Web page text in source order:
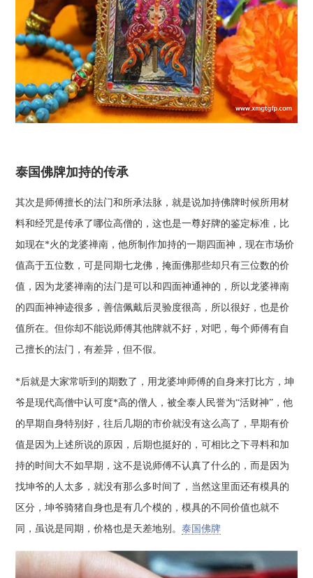
泰国佛牌加持的传承
其次是师傅擅长的法门和所承法脉，就是说加持佛牌时候所用材
料和经咒是传承了哪位高僧的，这也是一尊好牌的鉴定标准，比
如现在*火的龙婆禅南，他所制作加持的一期四面神，现在市场价
值高于五位数，可是同期七龙佛，掩面佛那些却只有三位数的价
值，因为龙婆禅南的法门是可以和四面神通神的，所以龙婆禅南
的四面神神迹很多，善信佩戴后灵验度很高，所以很好，也是价
值所在。但你却不能说师傅其他牌就不好，对吧，每个师傅有自
己擅长的法门，有差异，但不假。
*后就是大家常听到的期数了，用龙婆坤师傅的自身来打比方，坤
爷是现代高僧中认可度*高的僧人，被全泰人民誉为“活财神”，他
的早期自身特别好，往后几期的市价就没有这么高了，早期有价
值是因为上述所说的原因，后期也挺好的，可相比之下寻料和加
持的时间大不如早期，这不是说师傅不认真了什么的，而是因为
找坤爷的人太多，就没有那么多时间了，当然这里面还有模具的
区分，坤爷骑猪自身也是有几个模的，模具的不同价值也就不
同，虽说是同期，价格也是天差地别。泰国佛牌